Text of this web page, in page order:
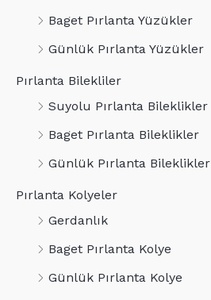
Baget Pırlanta Yüzükler
Günlük Pırlanta Yüzükler
Pırlanta Bilekliler
Suyolu Pırlanta Bileklikler
Baget Pırlanta Bileklikler
Günlük Pırlanta Bileklikler
Pırlanta Kolyeler
Gerdanlık
Baget Pırlanta Kolye
Günlük Pırlanta Kolye